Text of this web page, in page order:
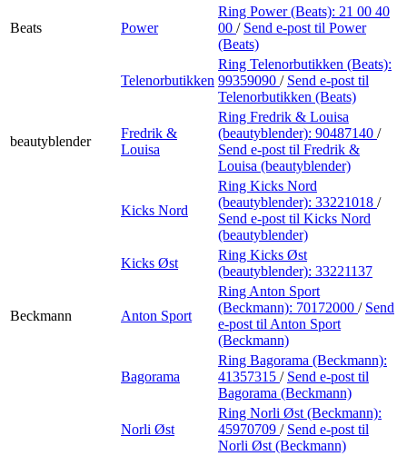
Beats Power
Ring Power (Beats): 21 00 40
00 / Send e-post til Power
(Beats)
Telenorbutikken
Ring Telenorbutikken (Beats):
99359090 / Send e-post til
Telenorbutikken (Beats)
beautyblender
Fredrik &
Louisa
Ring Fredrik & Louisa
(beautyblender): 90487140 /
Send e-post til Fredrik &
Louisa (beautyblender)
Kicks Nord
Ring Kicks Nord
(beautyblender): 33221018 /
Send e-post til Kicks Nord
(beautyblender)
Kicks Øst
Ring Kicks Øst
(beautyblender): 33221137
Beckmann Anton Sport
Ring Anton Sport
(Beckmann): 70172000 / Send
e-post til Anton Sport
(Beckmann)
Bagorama
Ring Bagorama (Beckmann):
41357315 / Send e-post til
Bagorama (Beckmann)
Norli Øst
Ring Norli Øst (Beckmann):
45970709 / Send e-post til
Norli Øst (Beckmann)